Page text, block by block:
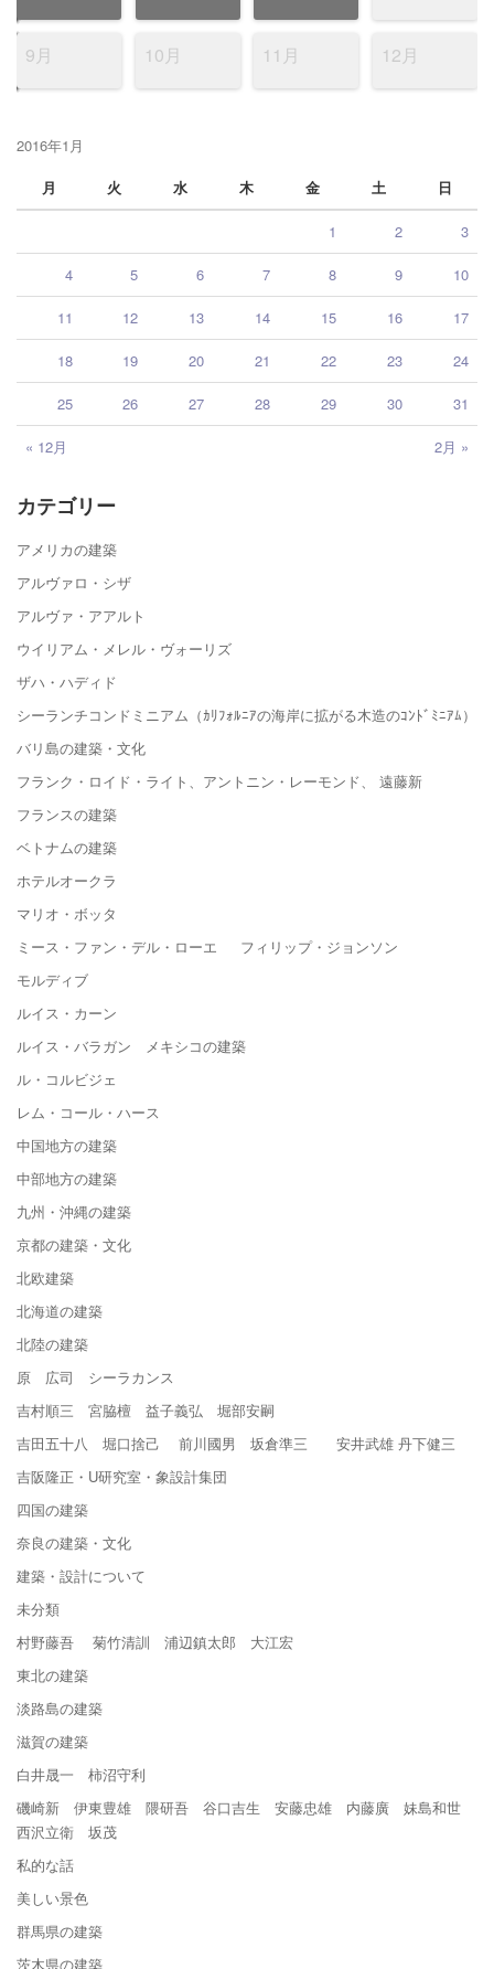
9月 10月 11月 12月
2016年1月
月
火 水 木 金 土 日
« 12月 2月 »
1 2 3
4 5 6 7 8 9 10
11 12 13 14 15 16 17
18 19 20 21 22 23 24
25 26 27 28 29 30 31
カテゴリー
アメリカの建築
アルヴァロ・シザ
アルヴァ・アアルト
ウイリアム・メレル・ヴォーリズ
ザハ・ハディド
シーランチコンドミニアム（ｶﾘﾌｫﾙﾆｱの海岸に拡がる木造のｺﾝﾄﾞﾐﾆｱﾑ）
バリ島の建築・文化
フランク・ロイド・ライト、アントニン・レーモンド、 遠藤新
フランスの建築
ベトナムの建築
ホテルオークラ
マリオ・ボッタ
ミース・ファン・デル・ローエ フィリップ・ジョンソン
モルディブ
ルイス・カーン
ルイス・バラガン メキシコの建築
ル・コルビジェ
レム・コール・ハース
中国地方の建築
中部地方の建築
九州・沖縄の建築
京都の建築・文化
北欧建築
北海道の建築
北陸の建築
原 広司 シーラカンス
吉村順三 宮脇檀 益子義弘 堀部安嗣
吉田五十八 堀口捨己 前川國男 坂倉準三 安井武雄 丹下健三
吉阪隆正・U研究室・象設計集団
四国の建築
奈良の建築・文化
建築・設計について
未分類
村野藤吾 菊竹清訓 浦辺鎮太郎 大江宏
東北の建築
淡路島の建築
滋賀の建築
白井晟一 柿沼守利
磯崎新 伊東豊雄 隈研吾 谷口吉生 安藤忠雄 内藤廣 妹島和世
西沢立衛 坂茂
私的な話
美しい景色
群馬県の建築
茨木県の建築